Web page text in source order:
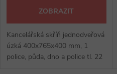
ZOBRAZIT
Kancelářská skříň jednodveřová
úzká 400x765x400 mm, 1
police, půda, dno a police tl. 22